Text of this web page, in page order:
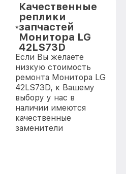
Качественные
реплики
запчастей
Монитора LG
42LS73D
Если Вы желаете
низкую стоимость
ремонта Монитора LG
42LS73D, к Вашему
выбору у нас в
наличии имеются
качественные
заменители